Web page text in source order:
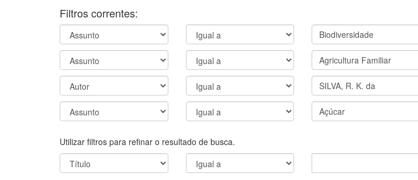
Filtros correntes:
Utilizar filtros para refinar o resultado de busca.